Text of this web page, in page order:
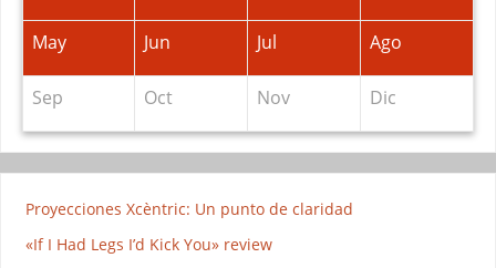
May Jun Jul Ago
Sep Oct Nov Dic
Proyecciones Xcèntric: Un punto de claridad
«If I Had Legs I’d Kick You» review